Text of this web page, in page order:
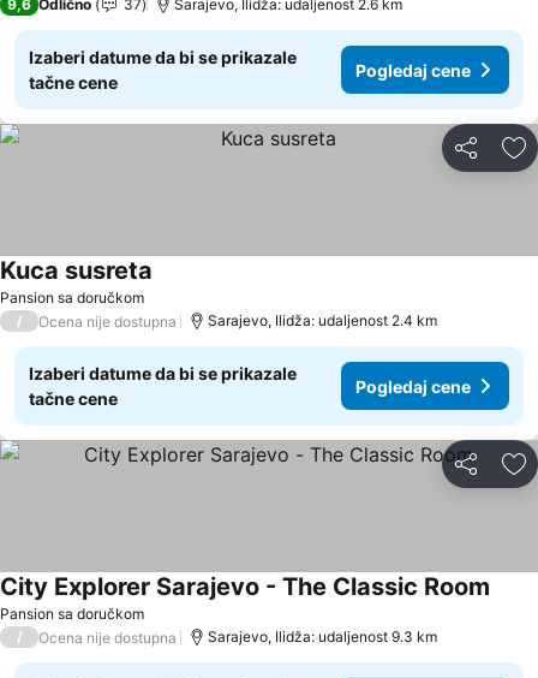
9,6 Odlično 37 Sarajevo, Ilidža: udaljenost 2.6 km
Izaberi datume da bi se prikazale
tačne cene
Pogledaj cene
Deli
Pansion sa doručkom
Kuca susreta
/ Ocena nije dostupna Sarajevo, Ilidža: udaljenost 2.4 km
Izaberi datume da bi se prikazale
tačne cene
Pogledaj cene
Deli
Pansion sa doručkom
City Explorer Sarajevo - The Classic Room
/ Ocena nije dostupna Sarajevo, Ilidža: udaljenost 9.3 km